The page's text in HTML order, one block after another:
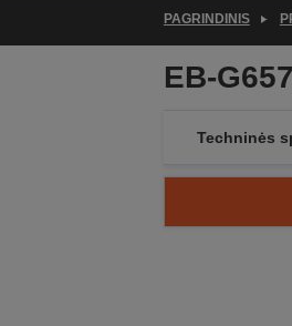
PAGRINDINIS
EB-
Techninės